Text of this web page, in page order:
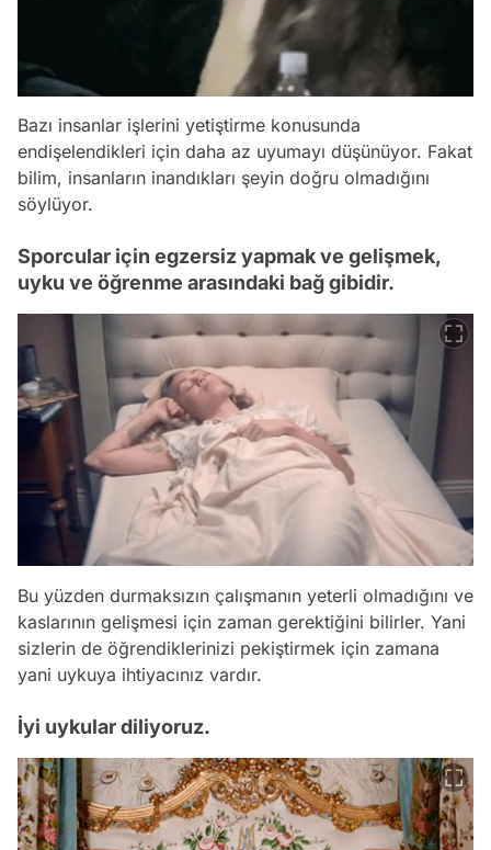
Bazı insanlar işlerini yetiştirme konusunda
endişelendikleri için daha az uyumayı düşünüyor. Fakat
bilim, insanların inandıkları şeyin doğru olmadığını
söylüyor.
Sporcular için egzersiz yapmak ve gelişmek,
uyku ve öğrenme arasındaki bağ gibidir.
Bu yüzden durmaksızın çalışmanın yeterli olmadığını ve
kaslarının gelişmesi için zaman gerektiğini bilirler. Yani
sizlerin de öğrendiklerinizi pekiştirmek için zamana
yani uykuya ihtiyacınız vardır.
İyi uykular diliyoruz.